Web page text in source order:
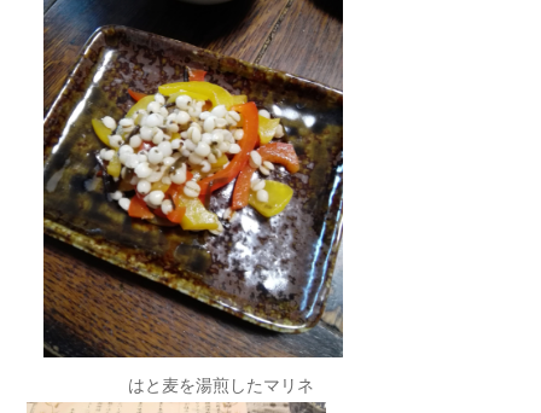
はと麦を湯煎したマリネ